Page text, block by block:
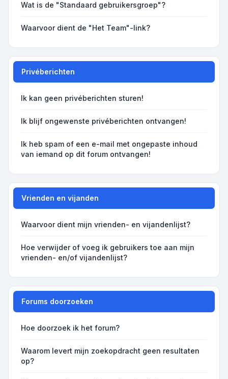
Wat is de "Standaard gebruikersgroep"?
Waarvoor dient de "Het Team"-link?
Privéberichten
Ik kan geen privéberichten sturen!
Ik blijf ongewenste privéberichten ontvangen!
Ik heb spam of een e-mail met ongepaste inhoud
van iemand op dit forum ontvangen!
Vrienden en vijanden
Waarvoor dient mijn vrienden- en vijandenlijst?
Hoe verwijder of voeg ik gebruikers toe aan mijn
vrienden- en/of vijandenlijst?
Forums doorzoeken
Hoe doorzoek ik het forum?
Waarom levert mijn zoekopdracht geen resultaten
op?